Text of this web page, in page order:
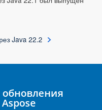
Java 22.2
обновления